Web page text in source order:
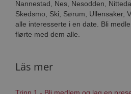
Nannestad, Nes, Nesodden,
Skedsmo, Ski, Sørum, Ullensaker,
alle interesserte i en date. Bli
flørte med dem alle.
Läs mer